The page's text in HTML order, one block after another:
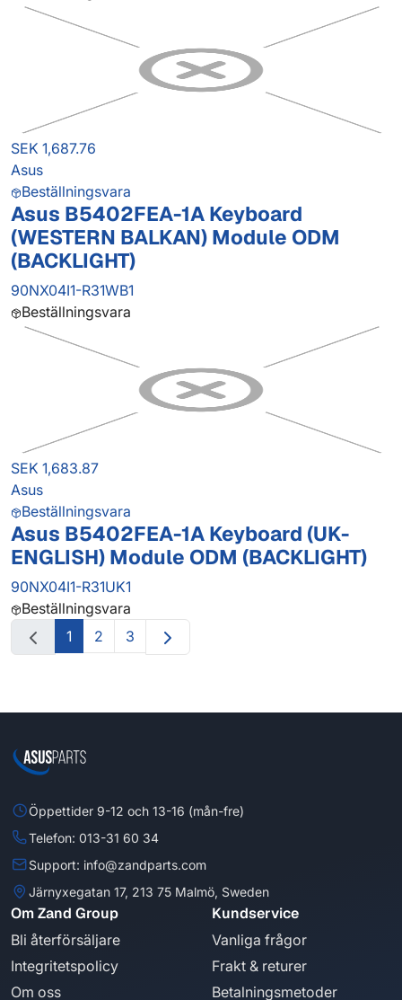
SEK 1,687.76
Asus
Beställningsvara
Asus B5402FEA-1A Keyboard
(WESTERN BALKAN) Module ODM
(BACKLIGHT)
90NX04I1-R31WB1
Beställningsvara
SEK 1,683.87
Asus
Beställningsvara
Asus B5402FEA-1A Keyboard (UK-
ENGLISH) Module ODM (BACKLIGHT)
90NX04I1-R31UK1
Beställningsvara
1
2 3
Öppettider 9-12 och 13-16 (mån-fre)
Telefon: 013-31 60 34
Support: info@zandparts.com
Järnyxegatan 17, 213 75 Malmö, Sweden
Om Zand Group
Bli återförsäljare
Integritetspolicy
Om oss
Kundservice
Vanliga frågor
Frakt & returer
Betalningsmetoder